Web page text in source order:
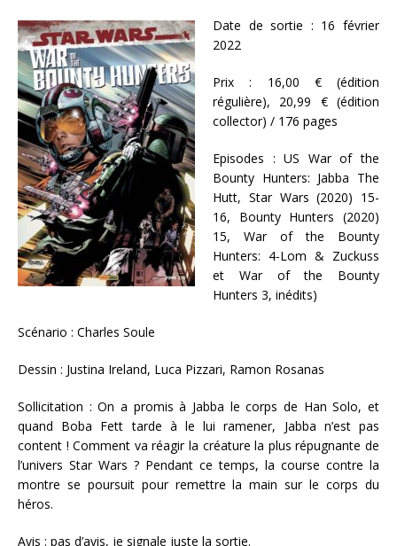
Date de sortie : 16 février
2022
Prix : 16,00 € (édition
régulière), 20,99 € (édition
collector) / 176 pages
Episodes : US War of the
Bounty Hunters: Jabba The
Hutt, Star Wars (2020) 15-
16, Bounty Hunters (2020)
15, War of the Bounty
Hunters: 4-Lom & Zuckuss
et War of the Bounty
Hunters 3, inédits)
Scénario : Charles Soule
Dessin : Justina Ireland, Luca Pizzari, Ramon Rosanas
Sollicitation : On a promis à Jabba le corps de Han Solo, et
quand Boba Fett tarde à le lui ramener, Jabba n’est pas
content ! Comment va réagir la créature la plus répugnante de
l’univers Star Wars ? Pendant ce temps, la course contre la
montre se poursuit pour remettre la main sur le corps du
héros.
Avis : pas d’avis, je signale juste la sortie.